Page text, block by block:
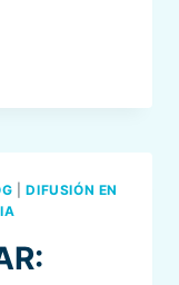
|DIFUSIÓN EN